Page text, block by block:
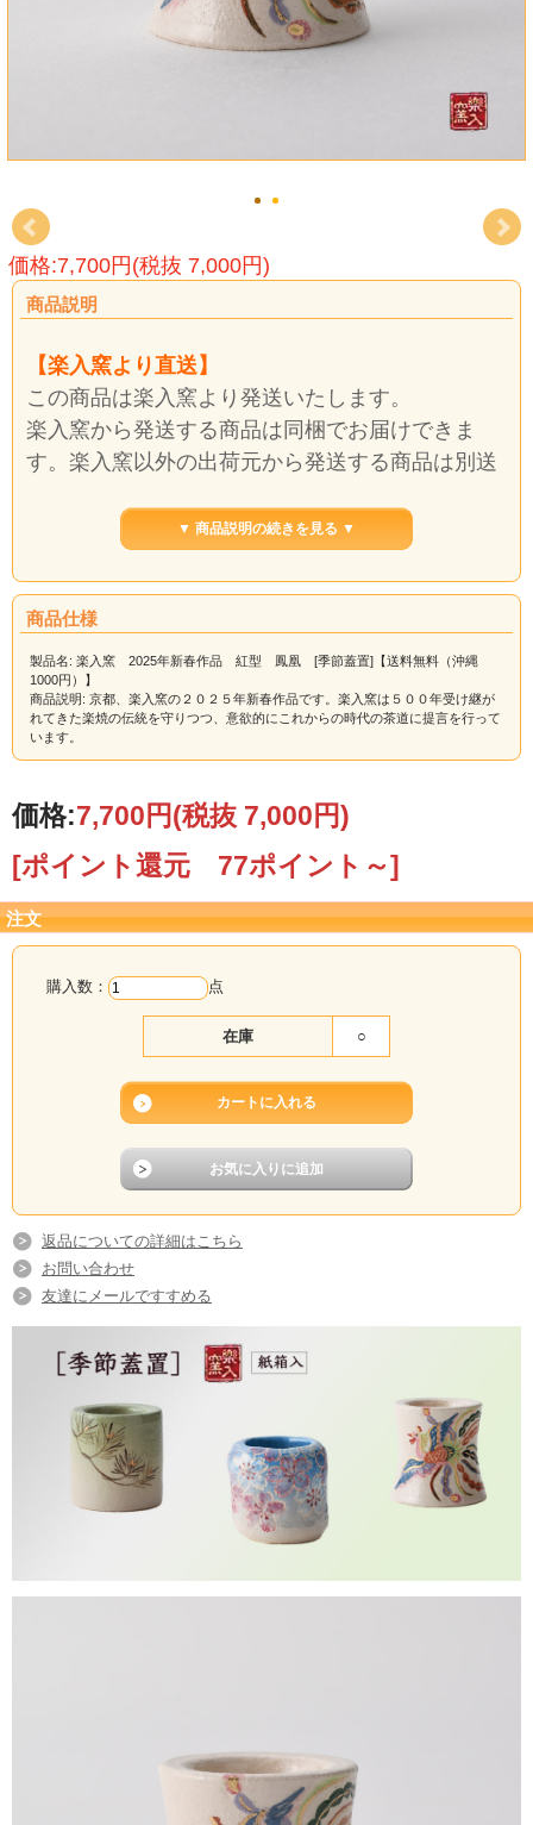
価格:7,700円(税抜 7,000円)
商品説明
【楽入窯より直送】
この商品は楽入窯より発送いたします。
楽入窯から発送する商品は同梱でお届けできま
す。楽入窯以外の出荷元から発送する商品は別送
送料は自動計算できない場合がございますので、
沖縄の伝統柄を茶道具に絵付けいたしました。
【サイズ】
径5.5cm ×高5.5cm
紙箱入
【ご注意】在庫切れの場合、納品までお日にち
を頂戴する場合がございます。
その際にはご注文承り後、当店からご連絡いたし
ます。
▼ 商品説明の続きを見る ▼
商品仕様
製品名: 楽入窯 2025年新春作品 紅型 鳳凰 [季節蓋置]【送料無料（沖縄
1000円）】
商品説明: 京都、楽入窯の２０２５年新春作品です。楽入窯は５００年受け継が
れてきた楽焼の伝統を守りつつ、意欲的にこれからの時代の茶道に提言を行って
います。
価格:7,700円(税抜 7,000円)
[ポイント還元 77ポイント～]
注文
購入数： 点
在庫 ○
返品についての詳細はこちら
お問い合わせ
友達にメールですすめる